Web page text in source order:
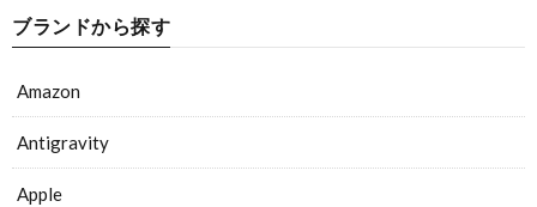
ブランドから探す
Amazon
Antigravity
Apple